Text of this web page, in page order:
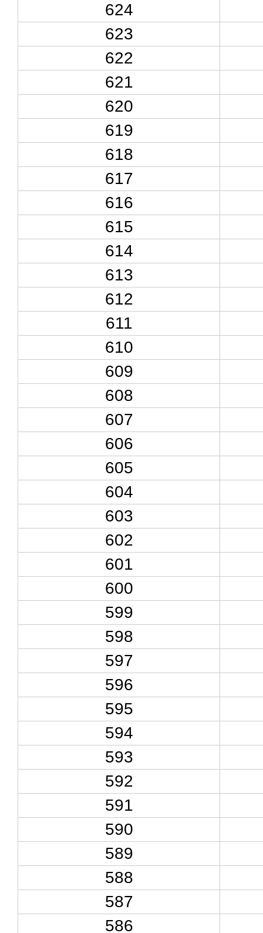
624
623
622
621
620
619
618
617
616
615
614
613
612
611
610
609
608
607
606
605
604
603
602
601
600
599
598
597
596
595
594
593
592
591
590
589
588
587
586